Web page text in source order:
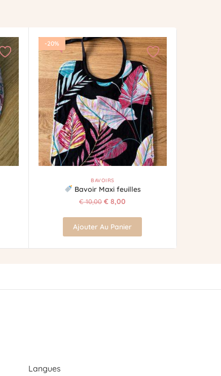
-20%
BAVOIRS
Bavoir Maxi feuilles
€10,00 € 8,00
Ajouter Au Panier
Langues